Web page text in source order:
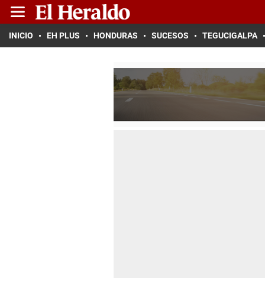
INICIO EH PLUS HONDURAS SUCESOS TEGUCIGALPA